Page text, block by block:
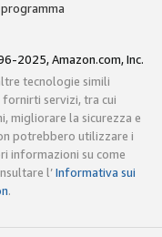
2025, Amazon.com, Inc.
tecnologie simili
servizi, tra cui
migliorare la sicurezza e
potrebbero utilizzare i
informazioni su come
l’Informativa sui
.